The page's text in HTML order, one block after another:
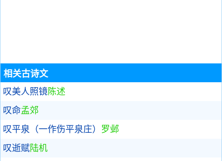
相关古诗文
叹美人照镜陈述
叹命孟郊
叹平泉（一作伤平泉庄） 罗邺
叹逝赋陆机